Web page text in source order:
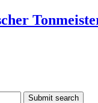
Submit search